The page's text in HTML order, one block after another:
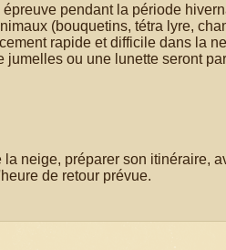
pendant la période
(bouquetins, tétra lyre,
rapide et difficile dans la
ou une lunette seront
neige, préparer son itinéraire,
de retour prévue.